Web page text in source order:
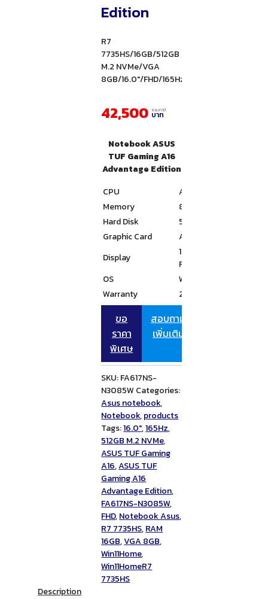
Edition
R7
7735HS/16GB/512GB
M.2 NVMe/VGA
8GB/16.0"/FHD/165Hz/Win11Home
42,500 รวมภาษี
บาท
Notebook ASUS
TUF Gaming A16
Advantage Edition
CPU
AMD Ryzen™ 7
Memory
8GB DDR5-4800 SO-
Hard Disk
512GB PCIe® 4.0
Graphic Card
AMD Radeon™ RX
Display
16.0″, FHD+ 16:10
Rate:165Hz, Response
OS
Windows 11 (64bit)
Warranty
2Y Carry-in
ขอ
ราคา
พิเศษ
สอบถาม
เพิ่มเติม
SKU:FA617NS-
N3085W Categories:
Asus notebook,
Notebook,products
Tags:16.0",165Hz,
512GB M.2 NVMe,
ASUS TUF Gaming
A16,ASUS TUF
Gaming A16
Advantage Edition,
FA617NS-N3085W,
FHD,Notebook Asus,
R7 7735HS,RAM
16GB,VGA 8GB,
Win11Home,
Win11HomeR7
7735HS
Description